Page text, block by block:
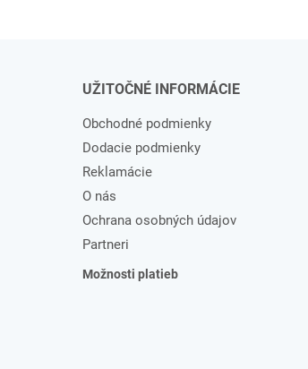
UŽITOČNÉ INFORMÁCIE
Obchodné podmienky
Dodacie podmienky
Reklamácie
O nás
Ochrana osobných údajov
Partneri
Možnosti platieb